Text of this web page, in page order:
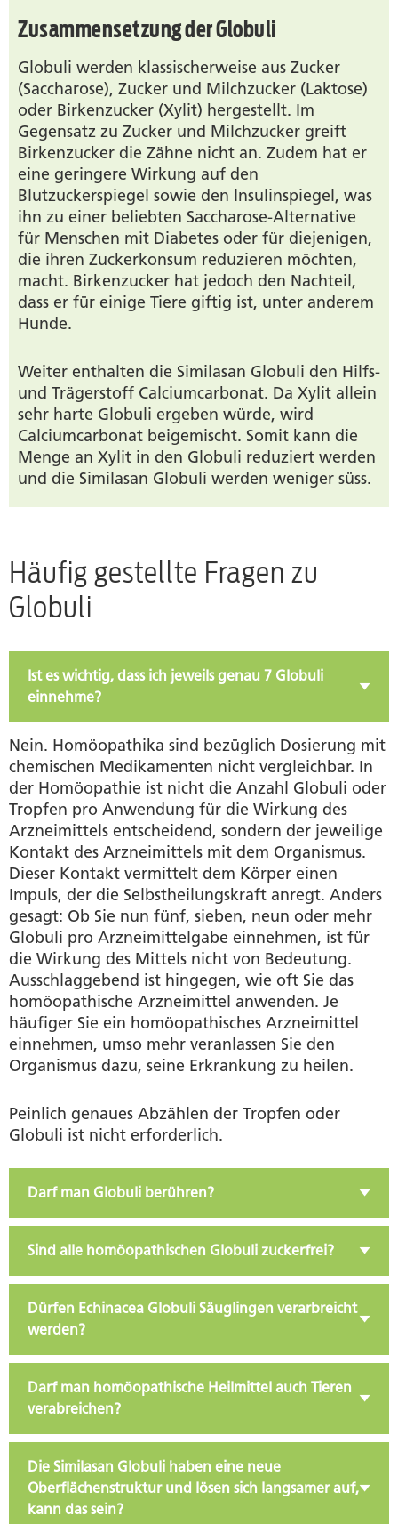
Zusammensetzung der Globuli
Globuli werden klassischerweise aus Zucker
(Saccharose), Zucker und Milchzucker (Laktose)
oder Birkenzucker (Xylit) hergestellt. Im
Gegensatz zu Zucker und Milchzucker greift
Birkenzucker die Zähne nicht an. Zudem hat er
eine geringere Wirkung auf den
Blutzuckerspiegel sowie den Insulinspiegel, was
ihn zu einer beliebten Saccharose-Alternative
für Menschen mit Diabetes oder für diejenigen,
die ihren Zuckerkonsum reduzieren möchten,
macht. Birkenzucker hat jedoch den Nachteil,
dass er für einige Tiere giftig ist, unter anderem
Hunde.
Weiter enthalten die Similasan Globuli den Hilfs-
und Trägerstoff Calciumcarbonat. Da Xylit allein
sehr harte Globuli ergeben würde, wird
Calciumcarbonat beigemischt. Somit kann die
Menge an Xylit in den Globuli reduziert werden
und die Similasan Globuli werden weniger süss.
Häufig gestellte Fragen zu
Globuli
Ist es wichtig, dass ich jeweils genau 7 Globuli
einnehme?
Nein. Homöopathika sind bezüglich Dosierung mit
chemischen Medikamenten nicht vergleichbar. In
der Homöopathie ist nicht die Anzahl Globuli oder
Tropfen pro Anwendung für die Wirkung des
Arzneimittels entscheidend, sondern der jeweilige
Kontakt des Arzneimittels mit dem Organismus.
Dieser Kontakt vermittelt dem Körper einen
Impuls, der die Selbstheilungskraft anregt. Anders
gesagt: Ob Sie nun fünf, sieben, neun oder mehr
Globuli pro Arzneimittelgabe einnehmen, ist für
die Wirkung des Mittels nicht von Bedeutung.
Ausschlaggebend ist hingegen, wie oft Sie das
homöopathische Arzneimittel anwenden. Je
häufiger Sie ein homöopathisches Arzneimittel
einnehmen, umso mehr veranlassen Sie den
Organismus dazu, seine Erkrankung zu heilen.
Peinlich genaues Abzählen der Tropfen oder
Globuli ist nicht erforderlich.
Darf man Globuli berühren?
Sind alle homöopathischen Globuli zuckerfrei?
Dürfen Echinacea Globuli Säuglingen verarbreicht
werden?
Darf man homöopathische Heilmittel auch Tieren
verabreichen?
Die Similasan Globuli haben eine neue
Oberflächenstruktur und lösen sich langsamer auf,
kann das sein?